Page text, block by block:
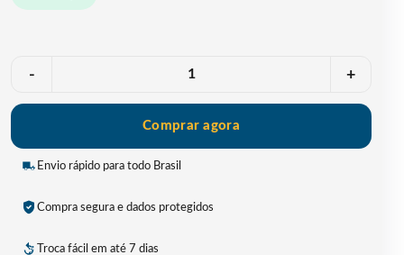
- +
Comprar agora
Envio rápido para todo Brasil
Compra segura e dados protegidos
Troca fácil em até 7 dias